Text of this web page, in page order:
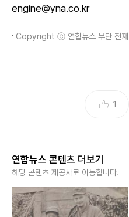
engine@yna.co.kr
Copyright ⓒ 연합뉴스 무단 전재
1
연합뉴스 콘텐츠 더보기
해당 콘텐츠 제공사로 이동합니다.